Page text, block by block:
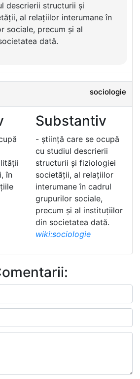
descrierii structurii și
al relațiilor interumane în
sociale, precum și al
dată.
sociologie
în
Substantiv
- știință care se ocupă
cu studiul descrierii
structurii și fiziologiei
societății, al relațiilor
interumane în cadrul
grupurilor sociale,
precum și al instituțiilor
din societatea dată.
wiki:sociologie